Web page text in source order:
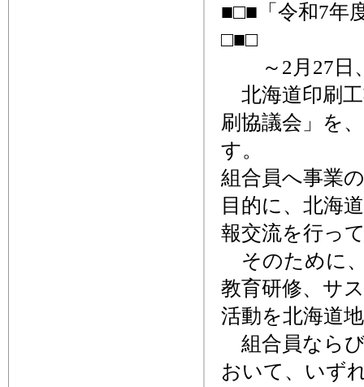
■□■「令和7年
□■□
～2月27日
北海道印刷工
刷協議会」を
す。
組合員へ事業
目的に、北海
報交流を行っ
そのために
教育研修、サ
活動を北海道
組合員なら
おいて、いず